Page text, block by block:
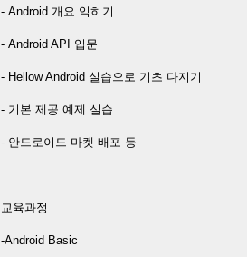
- Android 개요 익히기
- Android API 입문
- Hellow Android 실습으로 기초 다지기
- 기본 제공 예제 실습
- 안드로이드 마켓 배포 등
교육과정
-Android Basic